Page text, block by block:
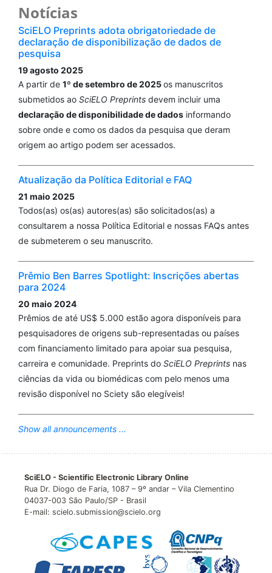
Notícias
SciELO Preprints adota obrigatoriedade de
declaração de disponibilização de dados de
pesquisa
19 agosto 2025
A partir de 1º de setembro de 2025os manuscritos
submetidos ao SciELO Preprints devem incluir uma
declaração de disponibilidade de dados informando
sobre onde e como os dados da pesquisa que deram
origem ao artigo podem ser acessados.
Atualização da Política Editorial e FAQ
21 maio 2025
Todos(as) os(as) autores(as) são solicitados(as) a
consultarem a nossa Política Editorial e nossas FAQs antes
de submeterem o seu manuscrito.
Prêmio Ben Barres Spotlight: Inscrições abertas
para 2024
20 maio 2024
Prêmios de até US$ 5.000 estão agora disponíveis para
pesquisadores de origens sub-representadas ou países
com financiamento limitado para apoiar sua pesquisa,
carreira e comunidade. Preprints do SciELO Preprints nas
ciências da vida ou biomédicas com pelo menos uma
revisão disponível no Sciety são elegíveis!
Show all announcements ...
SciELO - Scientific Electronic Library Online
Rua Dr. Diogo de Faria, 1087 – 9º andar – Vila Clementino
04037-003 São Paulo/SP - Brasil
E-mail: scielo.submission@scielo.org